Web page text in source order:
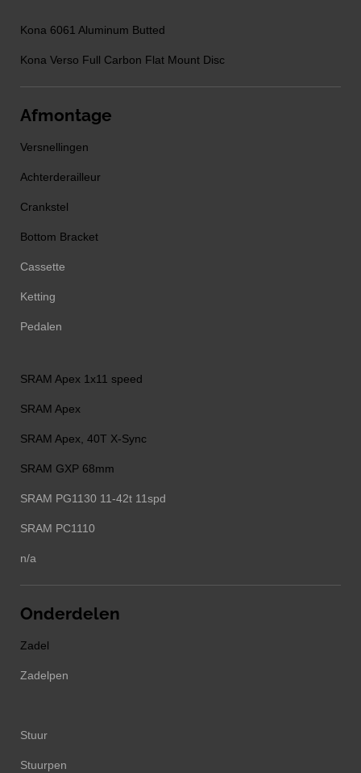
Kona 6061 Aluminum Butted
Kona Verso Full Carbon Flat Mount Disc
Afmontage
Versnellingen
Achterderailleur
Crankstel
Bottom Bracket
Cassette
Ketting
Pedalen
SRAM Apex 1x11 speed
SRAM Apex
SRAM Apex, 40T X-Sync
SRAM GXP 68mm
SRAM PG1130 11-42t 11spd
SRAM PC1110
n/a
Onderdelen
Zadel
Zadelpen
Stuur
Stuurpen